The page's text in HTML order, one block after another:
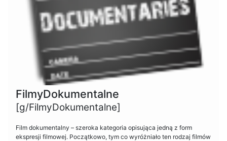
FilmyDokumentalne
[g/FilmyDokumentalne]
Film dokumentalny – szeroka kategoria opisująca jedną z form
ekspresji filmowej. Początkowo, tym co wyróżniało ten rodzaj filmów